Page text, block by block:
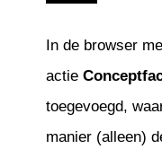
In de browser
actie
toegevoegd,
manier (alleen)